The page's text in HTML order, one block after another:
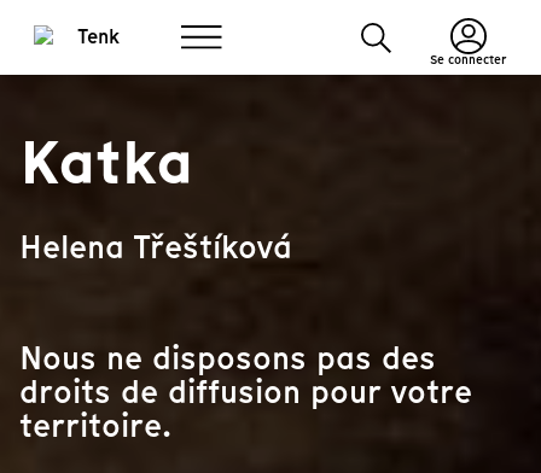
Se connecter
Katka
Helena Třeštíková
Nous ne disposons pas des
droits de diffusion pour votre
territoire.